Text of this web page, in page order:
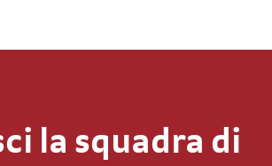
la squadra di